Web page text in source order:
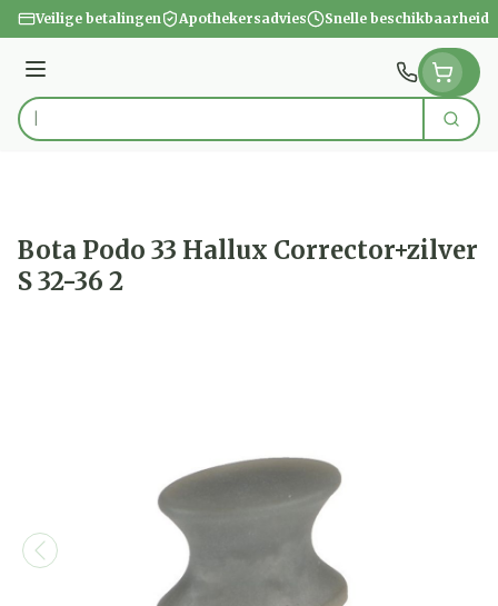
Ga naar de inhoud
Veilige betalingen Apothekersadvies Snelle beschikbaarheid
Menu
Product, merk, categorie... Zoek
Bota Podo 33 Hallux Corrector+zilver
S 32-36 2